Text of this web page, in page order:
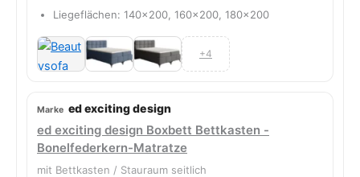
Liegeflächen: 140x200, 160x200, 180x200
+4
ed exciting design
ed exciting design Boxbett Bettkasten -
Bonelfederkern-Matratze
mit Bettkasten / Stauraum seitlich